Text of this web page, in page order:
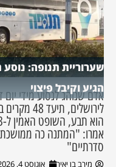
הגיע וקיבל פיצוי
אדם שנוהג לנסוע מידי
לירושלים,
אמרו: "המתנה כה ממושכת
סדרתיים"
מירב בן יאיר אוגוסט 4, 2026